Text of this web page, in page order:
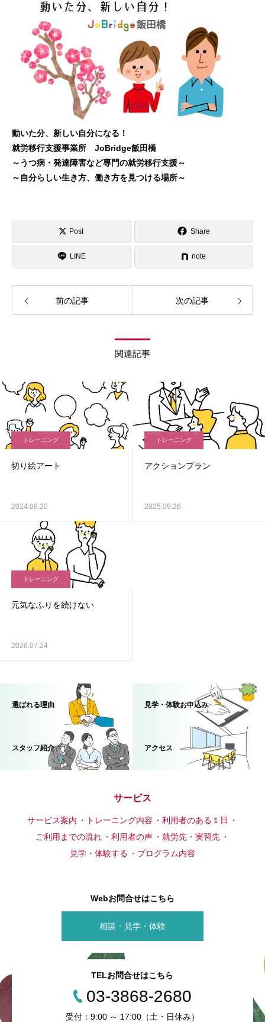
動いた分、新しい自分になる！
就労移行支援事業所 JoBridge飯田橋
～うつ病・発達障害など専門の就労移行支援～
～自分らしい生き方、働き方を見つける場所～
Post Share
LINE note
前の記事 次の記事
関連記事
トレーニング
切り絵アート
2024.08.20
トレーニング
アクションプラン
2025.09.26
トレーニング
元気なふりを続けない
2026.07.24
選ばれる理由 見学・体験お申込み
スタッフ紹介 アクセス
サービス
サービス案内 トレーニング内容
利用者のある１日
ご利用までの流れ
利用者の声
就労先・実習先
見学・体験する
プログラム内容
Webお問合せはこちら
相談・見学・体験
TELお問合せはこちら
03-3868-2680
受付：9:00 ～ 17:00（土・日休み）